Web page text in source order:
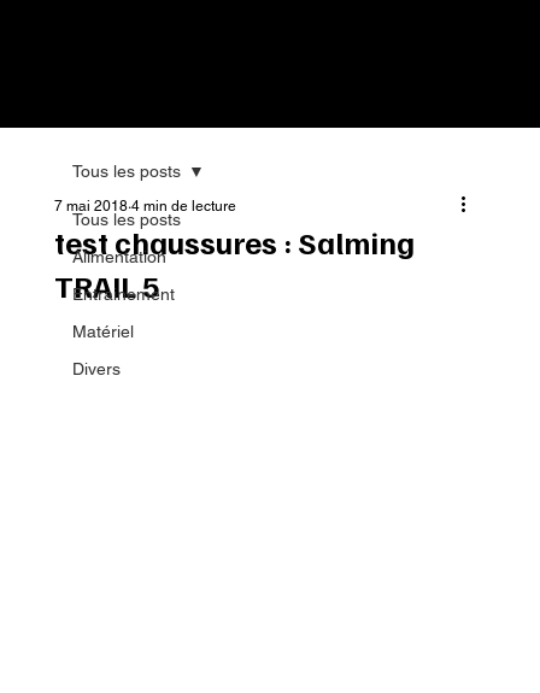
Tous les posts
Alimentation
Entrainement
Matériel
Divers
Tous les posts
test chaussures : Salming
TRAIL 5
7 mai 2018 4 min de lecture